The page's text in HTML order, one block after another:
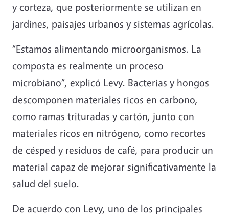
y corteza, que posteriormente se utilizan en
jardines, paisajes urbanos y sistemas agrícolas.
“Estamos alimentando microorganismos. La
composta es realmente un proceso
microbiano”, explicó Levy. Bacterias y hongos
descomponen materiales ricos en carbono,
como ramas trituradas y cartón, junto con
materiales ricos en nitrógeno, como recortes
de césped y residuos de café, para producir un
material capaz de mejorar significativamente la
salud del suelo.
De acuerdo con Levy, uno de los principales